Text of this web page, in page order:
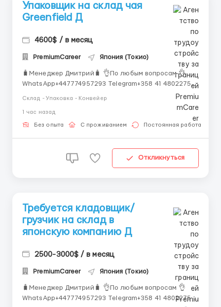
Упаковщик на склад чая
Greenfield Д
4600$ / в месяц
PremiumCareer Япония (Токио)
🧳Менеджер Дмитрий🧳 👌По любым вопросам 👌
WhatsApp+447774957293 Telegram+358 41 4802275
Контроль качества упаковки; Маркировка коробки
работа сидячая , есть перерывы кажды...
Склад - Упаковка - Конвейер
1 час назад
Без опыта С проживанием Постоянная работа
Откликнуться
Требуется кладовщик/
грузчик на склад в
японскую компанию Д
2500-3000$ / в месяц
PremiumCareer Япония (Токио)
🧳Менеджер Дмитрий🧳 👌По любым вопросам 👌
WhatsApp+447774957293 Telegram+358 41 4802275